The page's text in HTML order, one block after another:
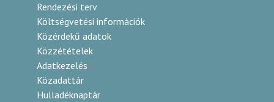
Rendezési terv
Költségvetési információk
Közérdekű adatok
Közzétételek
Adatkezelés
Közadattár
Hulladéknaptár